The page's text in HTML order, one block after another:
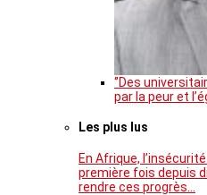
‘’Des
par la peur et
Les plus lus
En Afrique,
première fois depuis
rendre ces progrès…